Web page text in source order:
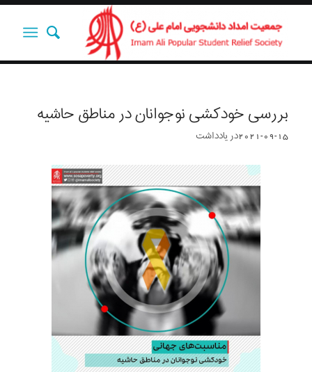
بررسی خودکشی نوجوانان در مناطق حاشیه
2021-09-15دریادداشت‌‌‌‌‌‌‌